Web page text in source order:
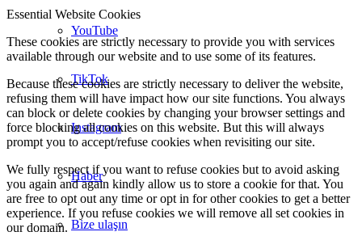
YouTube
TikTok
Instagram
Haber
Bize ulaşın
Essential Website Cookies
These cookies are strictly necessary to provide you with services
available through our website and to use some of its features.
Because these cookies are strictly necessary to deliver the website,
refusing them will have impact how our site functions. You always
can block or delete cookies by changing your browser settings and
force blocking all cookies on this website. But this will always
prompt you to accept/refuse cookies when revisiting our site.
We fully respect if you want to refuse cookies but to avoid asking
you again and again kindly allow us to store a cookie for that. You
are free to opt out any time or opt in for other cookies to get a better
experience. If you refuse cookies we will remove all set cookies in
our domain.